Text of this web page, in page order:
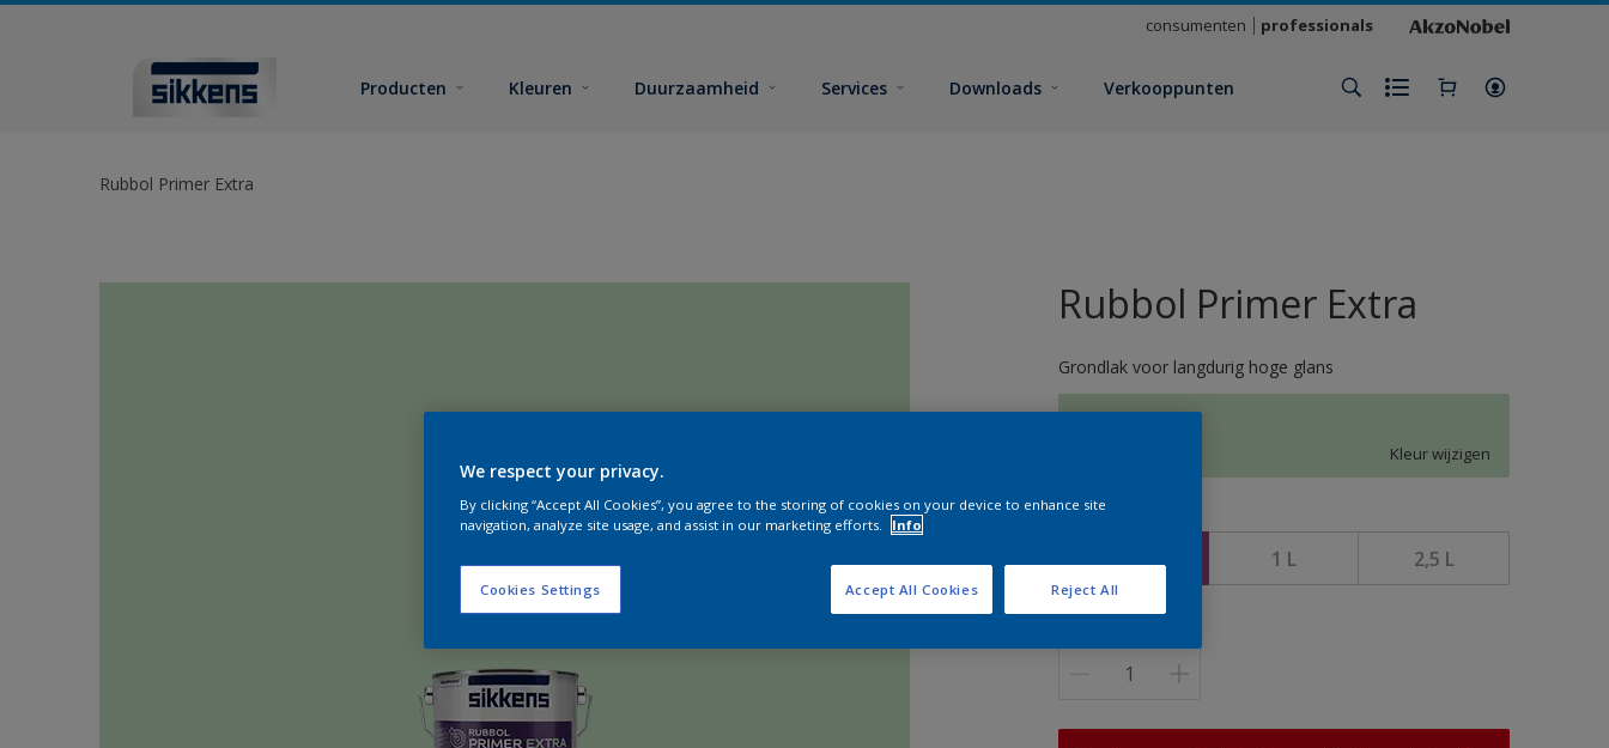
consumenten professionals
Producten Kleuren Duurzaamheid Services Downloads Verkooppunten
Rubbol Primer Extra
Rubbol Primer Extra
Grondlak voor langdurig hoge glans
Kleur wijzigen
0,5 L 1 L 2,5 L
We respect your privacy.
By clicking “Accept All Cookies”, you agree to the storing of cookies on your device to enhance site
navigation, analyze site usage, and assist in our marketing efforts.
Info
Cookies Settings Reject All
Accept All Cookies